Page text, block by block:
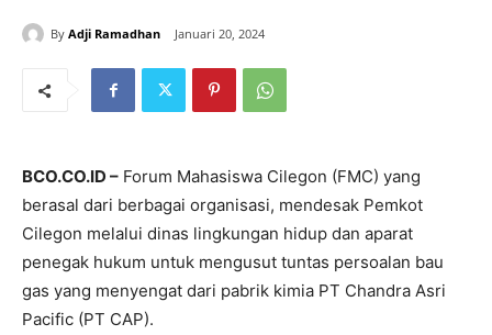
By Adji Ramadhan Januari 20, 2024
BCO.CO.ID – Forum Mahasiswa Cilegon (FMC) yang
berasal dari berbagai organisasi, mendesak Pemkot
Cilegon melalui dinas lingkungan hidup dan aparat
penegak hukum untuk mengusut tuntas persoalan bau
gas yang menyengat dari pabrik kimia PT Chandra Asri
Pacific (PT CAP).